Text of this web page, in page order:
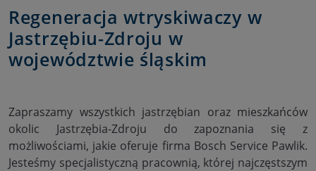
Regeneracja wtryskiwaczy w
Jastrzębiu-Zdroju w
województwie śląskim
Zapraszamy wszystkich jastrzębian oraz mieszkańców
okolic Jastrzębia-Zdroju do zapoznania się z
możliwościami, jakie oferuje firma Bosch Service Pawlik.
Jesteśmy specjalistyczną pracownią, której najczęstszym